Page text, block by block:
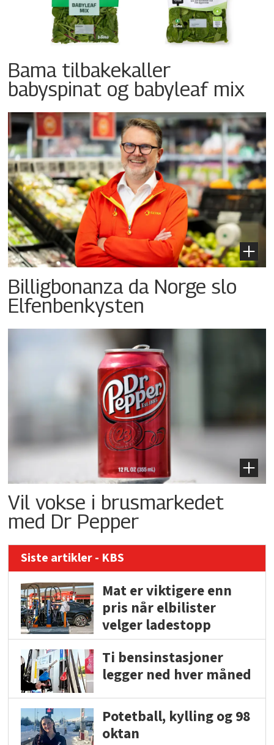
Bama tilbakekaller
babyspinat og babyleaf mix
Billigbonanza da Norge slo
Elfenbenkysten
Vil vokse i brusmarkedet
med Dr Pepper
Siste artikler - KBS
Mat er viktigere enn
pris når elbilister
velger ladestopp
Ti bensinstasjoner
legger ned hver måned
Potetball, kylling og 98
oktan